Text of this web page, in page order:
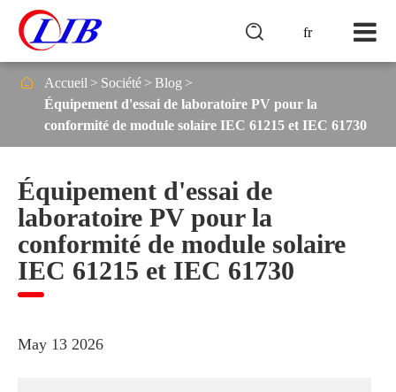
fr

 Accueil Société
Blog
Équipement d'essai de laboratoire PV pour la
conformité de module solaire IEC 61215 et IEC 61730
Équipement d'essai de
laboratoire PV pour la
conformité de module solaire
IEC 61215 et IEC 61730
May 13 2026